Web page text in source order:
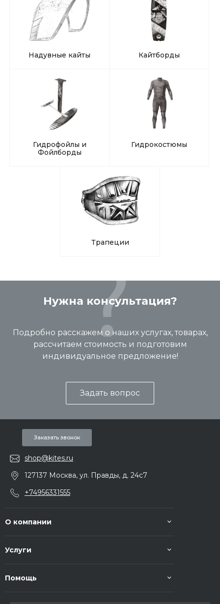
Надувные кайты Кайтборды
Гидрофойлы и
Фойлборды
Гидрокостюмы
Трапеции
Нужна консультация?
Подробно расскажем о наших услугах, товарах,
рассчитаем стоимость и подготовим
индивидуальное предложение!
Задать вопрос
Заказать звонок
shop@kites.ru
127137 Москва, ул. Правды, д. 24с7
+74956331555
О компании
Услуги
Помощь